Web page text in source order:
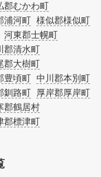
郡むかわ町
浦河町 様似郡様似町
河東郡士幌町
郡清水町
郡大樹町
豊頃町 中川郡本別町
釧路町 厚岸郡厚岸町
郡鶴居村
郡標津町